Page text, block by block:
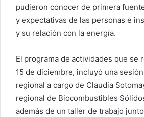
pudieron conocer de primera
y expectativas de las personas e
y su relación con la energía.
El programa de actividades que se
15 de diciembre, incluyó una
regional a cargo de Claudia
regional de Biocombustibles
además de un taller de trabajo